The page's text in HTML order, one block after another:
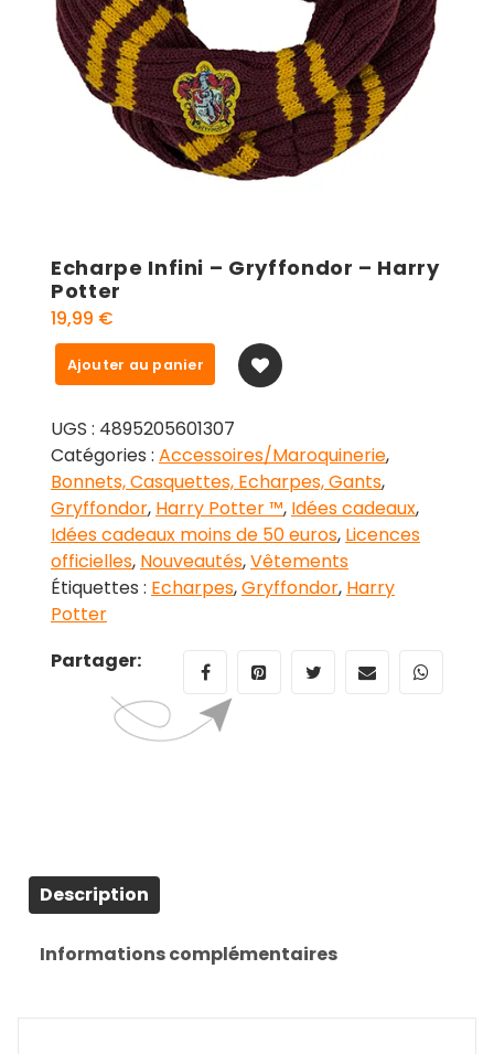
Echarpe Infini – Gryffondor – Harry
Potter
19,99 €
quantité
de
Infini
-
Gryffondor
-
Harry
Potter
Ajouter au panier
UGS : 4895205601307
Catégories : Accessoires/Maroquinerie,
Bonnets, Casquettes, Echarpes, Gants,
Gryffondor, Harry Potter ™, Idées cadeaux,
Idées cadeaux moins de 50 euros, Licences
officielles, Nouveautés,Vêtements
Étiquettes : Echarpes,Gryffondor, Harry
Potter
Partager:
Description
Informations complémentaires